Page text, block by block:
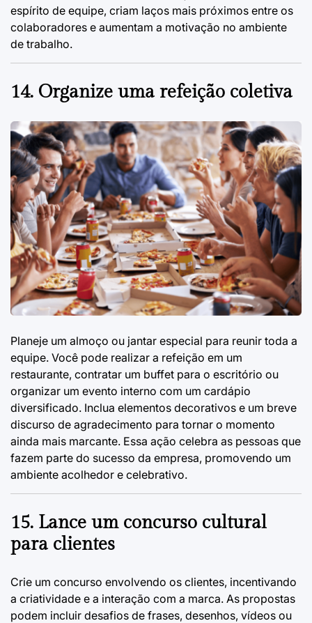
espírito de equipe, criam laços mais próximos entre os
colaboradores e aumentam a motivação no ambiente
de trabalho.
14. Organize uma refeição coletiva
Planeje um almoço ou jantar especial para reunir toda a
equipe. Você pode realizar a refeição em um
restaurante, contratar um buffet para o escritório ou
organizar um evento interno com um cardápio
diversificado. Inclua elementos decorativos e um breve
discurso de agradecimento para tornar o momento
ainda mais marcante. Essa ação celebra as pessoas que
fazem parte do sucesso da empresa, promovendo um
ambiente acolhedor e celebrativo.
15. Lance um concurso cultural
para clientes
Crie um concurso envolvendo os clientes, incentivando
a criatividade e a interação com a marca. As propostas
podem incluir desafios de frases, desenhos, vídeos ou